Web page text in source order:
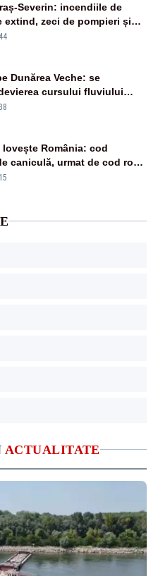
ACTUALITATE
Severin: incendiile de
extind, zeci de pompieri și
luptă cu flăcările - VIDEO
Dunărea Veche: se
cursului fluviului
– VIDEO
lovește România: cod
caniculă, urmat de cod roșu
urcă spre 40°C